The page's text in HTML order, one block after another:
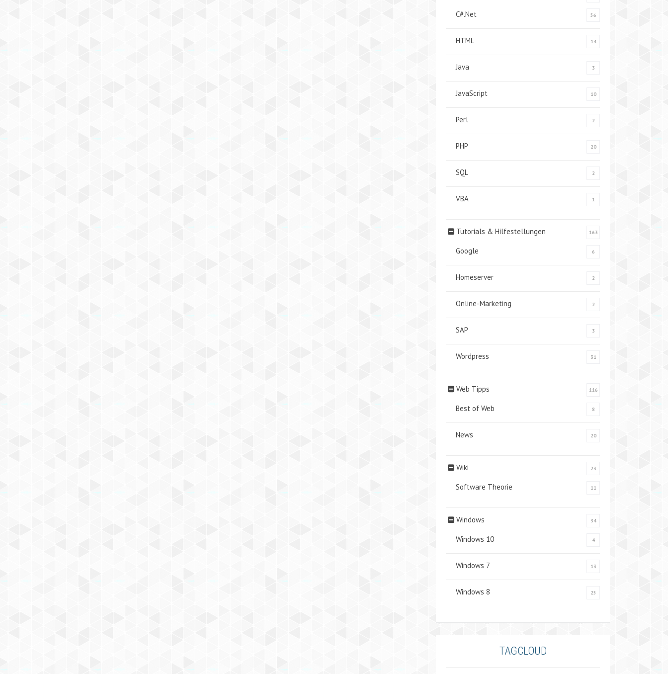
C#.Net 56
HTML 14
Java 3
JavaScript 10
Perl 2
PHP 20
SQL 2
VBA 1
Tutorials & Hilfestellungen 163
Google 6
Homeserver 2
Online-Marketing 2
SAP 3
Wordpress 31
Web Tipps 116
Best of Web 8
News 20
Wiki 23
Software Theorie 11
Windows 34
Windows 10 4
Windows 7 13
Windows 8 25
TAGCLOUD